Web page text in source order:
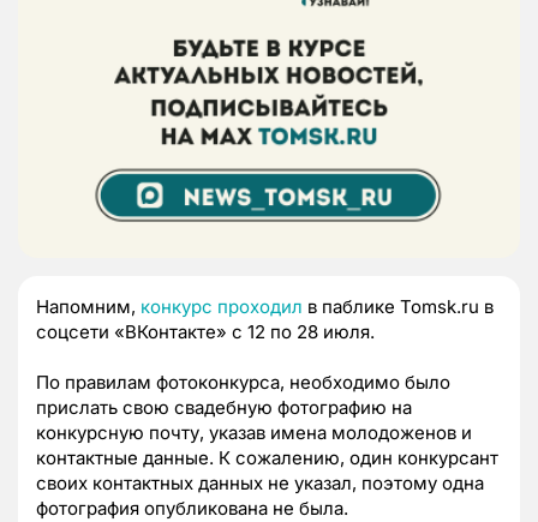
Напомним, конкурс проходил в паблике Tomsk.ru в
соцсети «ВКонтакте» с 12 по 28 июля.
По правилам фотоконкурса, необходимо было
прислать свою свадебную фотографию на
конкурсную почту, указав имена молодоженов и
контактные данные. К сожалению, один конкурсант
своих контактных данных не указал, поэтому одна
фотография опубликована не была.